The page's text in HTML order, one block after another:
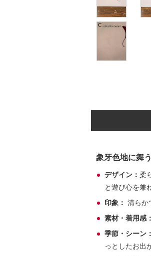
象牙色地に舞
デザイン：柔
と遊び心を兼
印象： 清らか
素材・着用感
季節・シーン：
っとしたお出